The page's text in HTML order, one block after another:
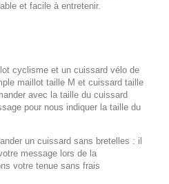
et facile à entretenir.
cyclisme et un cuissard vélo de
maillot taille M et cuissard taille
avec la taille du cuissard
pour nous indiquer la taille du
un cuissard sans bretelles : il
message lors de la
votre tenue sans frais